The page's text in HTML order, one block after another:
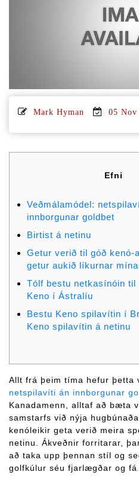
Mark Hyman 05 Nov
Efni
Veðmálamódel:
innborgunar goldbet
Birtist á netinu
Getur verið til góð kenó-
getur aukið líkurnar
Tólf bestu netkasínóin til
Keno í Ástralíu
Bestu Keno spilavítin í
Keno spilavítin á netinu
Allt frá þeim tíma hefur þetta
netspilavíti án innborgunar
Kanadamenn, alltaf að bæta
samstarfs við nýja
kenóleikir geta verið meira
netinu. Ákveðnir forritarar,
að taka upp þennan stíl og
golfkúlur séu fjarlægðar og fá